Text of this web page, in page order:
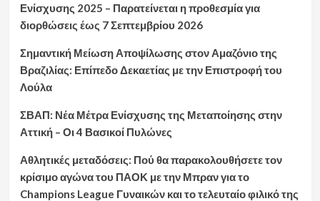
Ενίσχυσης 2025 – Παρατείνεται η προθεσμία για
διορθώσεις έως 7 Σεπτεμβρίου 2026
Σημαντική Μείωση Αποψίλωσης στον Αμαζόνιο της
Βραζιλίας: Επίπεδο Δεκαετίας με την Επιστροφή του
Λούλα
ΣΒΑΠ: Νέα Μέτρα Ενίσχυσης της Μεταποίησης στην
Αττική – Οι 4 Βασικοί Πυλώνες
Αθλητικές μεταδόσεις: Πού θα παρακολουθήσετε τον
κρίσιμο αγώνα του ΠΑΟΚ με την Μπραν για το
Champions League Γυναικών και το τελευταίο φιλικό της